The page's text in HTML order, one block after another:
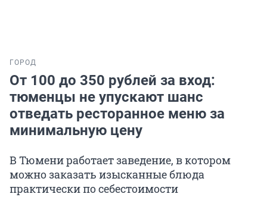
ГОРОД
От 100 до 350 рублей за вход:
тюменцы не упускают шанс
отведать ресторанное меню за
минимальную цену
В Тюмени работает заведение, в котором
можно заказать изысканные блюда
практически по себестоимости